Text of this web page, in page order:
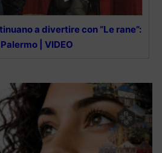
a divertire con “Le rane”:
| VIDEO